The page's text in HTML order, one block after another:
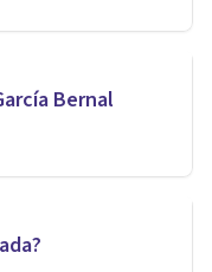
Bernal